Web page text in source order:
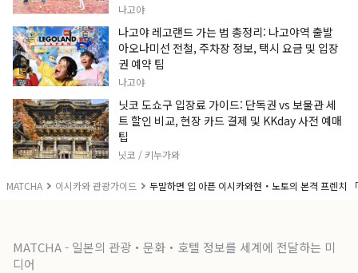
MATCHA 이시카와 관광가이드 두말하면 입 아픈 이시카와현・노토의 본격 프렌치
나고야
나고야 레고랜드 가는 법 총정리: 나고야역 출발
아오나미선 전철, 주차장 정보, 택시 요금 및 입장
권 예약 팁
나고야
닛코 도쇼구 입장료 가이드: 단독권 vs 보물관 세
트 할인 비교, 현장 카드 결제 및 KKday 사전 예매
팁
닛코 / 키누가와
MATCHA - 일본의 관광・문화・호텔 정보를 세계에 전달하는 미
디어